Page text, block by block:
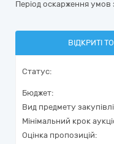
Період оскарження умов
ВІДКРИТІ
Статус:
Бюджет:
Вид предмету
Мінімальний крок
Оцінка пропозицій: